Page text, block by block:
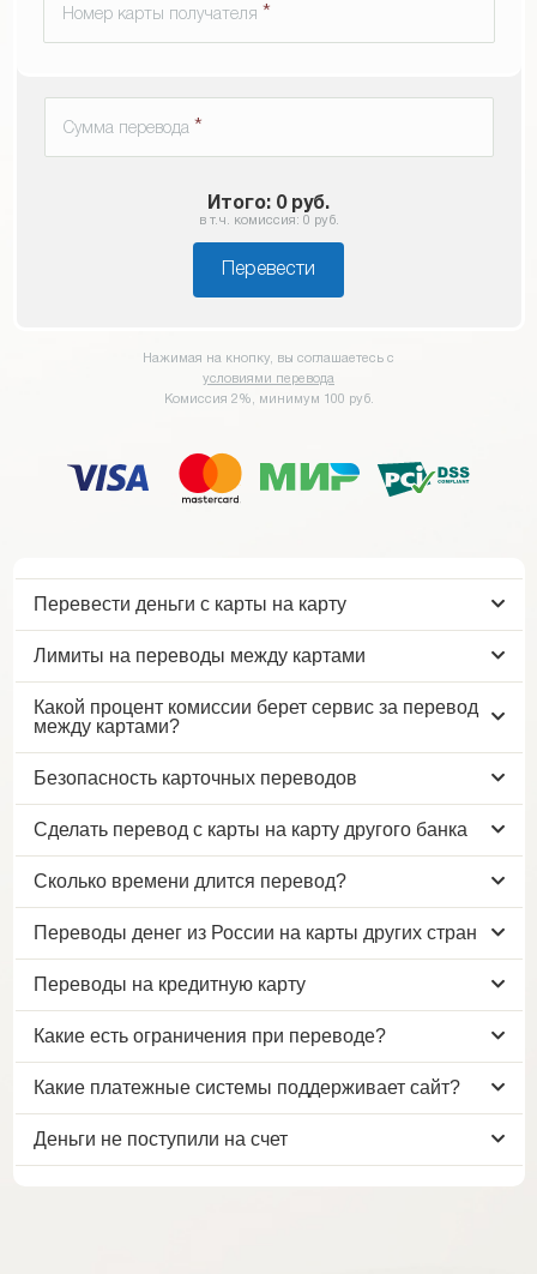
Номер карты получателя *
Сумма перевода *
Итого: 0руб.
в т.ч. комиссия: 0 руб.
Перевести
Нажимая на кнопку, вы соглашаетесь с
условиями перевода
Комиссия 2%, минимум 100 руб.
Перевести деньги с карты на карту
Лимиты на переводы между картами
Какой процент комиссии берет сервис за перевод
между картами?
Безопасность карточных переводов
Сделать перевод с карты на карту другого банка
Сколько времени длится перевод?
Переводы денег из России на карты других стран
Переводы на кредитную карту
Какие есть ограничения при переводе?
Какие платежные системы поддерживает сайт?
Деньги не поступили на счет